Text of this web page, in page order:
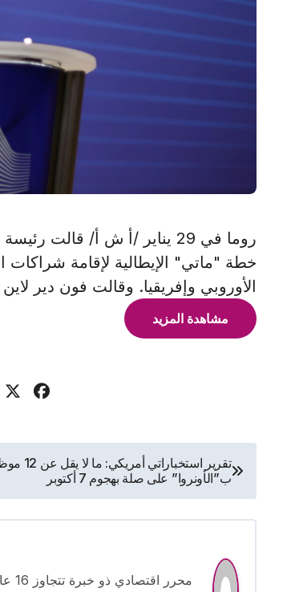
روما في 29 يناير /أ ش أ/ قالت
خطة "ماتي" الإيطالية لإقامة شراكات
الأوروبي وإفريقيا. وقالت فون دير
مشاهدة المزيد
تصفّح
المقالات
تقرير استخباراتي أمريكي:
ب”الأونروا” على صلة بهجوم 7 أكتوبر